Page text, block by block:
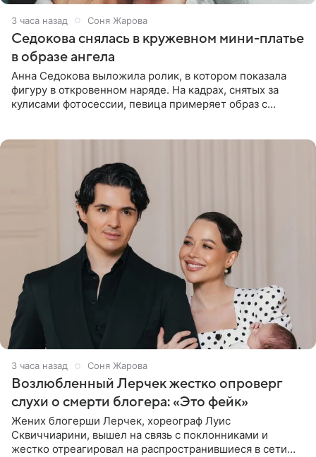
3 часа назад Соня Жарова
Седокова снялась в кружевном мини-платье
в образе ангела
Анна Седокова выложила ролик, в котором показала
фигуру в откровенном наряде. На кадрах, снятых за
кулисами фотосессии, певица примеряет образ с
3 часа назад Соня Жарова
Возлюбленный Лерчек жестко опроверг
слухи о смерти блогера: «Это фейк»
Жених блогерши Лерчек, хореограф Луис
Сквиччиарини, вышел на связь с поклонниками и
жестко отреагировал на распространившиеся в сети